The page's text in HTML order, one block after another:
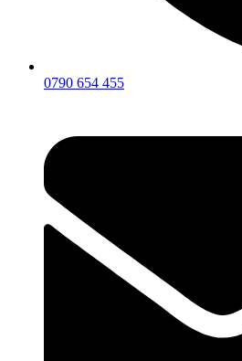
0790 654 455